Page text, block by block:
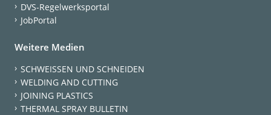
DVS-Regelwerksportal
JobPortal
Weitere Medien
SCHWEISSEN UND SCHNEIDEN
WELDING AND CUTTING
JOINING PLASTICS
THERMAL SPRAY BULLETIN